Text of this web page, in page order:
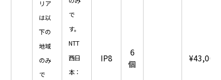
リア
は以
下の
地域
のみ
で
で
す。
NTT
西日
本：
IP8
6
個
¥43,000